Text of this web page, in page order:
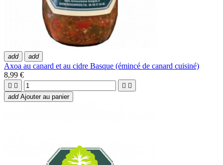
add add
Axoa au canard et au cidre Basque (émincé de canard cuisiné)
8,99 €
   
add Ajouter au panier